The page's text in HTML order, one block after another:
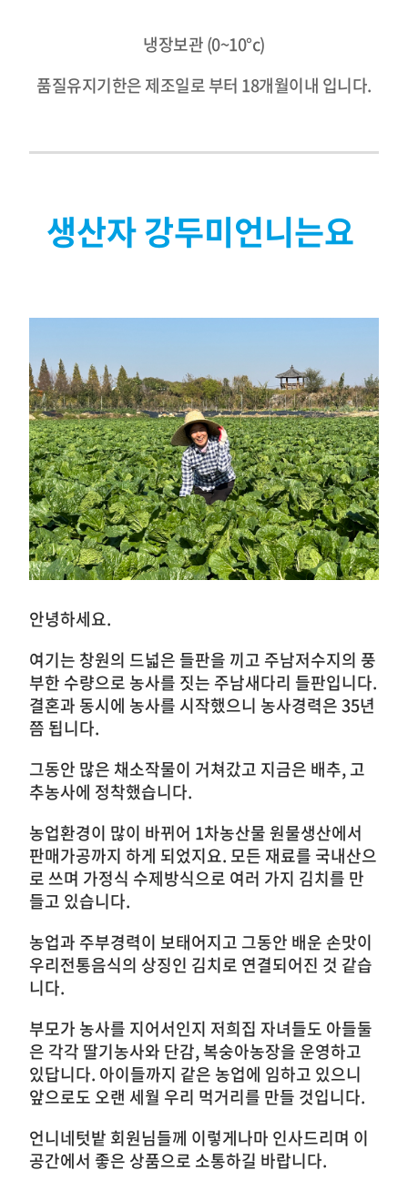
냉장보관 (0~10°c)
품질유지기한은 제조일로 부터 18개월이내 입니다.
생산자 강두미언니는요
안녕하세요.
여기는 창원의 드넓은 들판을 끼고 주남저수지의 풍
부한 수량으로 농사를 짓는 주남새다리 들판입니다.
결혼과 동시에 농사를 시작했으니 농사경력은 35년
쯤 됩니다.
그동안 많은 채소작물이 거쳐갔고 지금은 배추, 고
추농사에 정착했습니다.
농업환경이 많이 바뀌어 1차농산물 원물생산에서
판매가공까지 하게 되었지요. 모든 재료를 국내산으
로 쓰며 가정식 수제방식으로 여러 가지 김치를 만
들고 있습니다.
농업과 주부경력이 보태어지고 그동안 배운 손맛이
우리전통음식의 상징인 김치로 연결되어진 것 같습
니다.
부모가 농사를 지어서인지 저희집 자녀들도 아들둘
은 각각 딸기농사와 단감, 복숭아농장을 운영하고
있답니다. 아이들까지 같은 농업에 임하고 있으니
앞으로도 오랜 세월 우리 먹거리를 만들 것입니다.
언니네텃밭 회원님들께 이렇게나마 인사드리며 이
공간에서 좋은 상품으로 소통하길 바랍니다.